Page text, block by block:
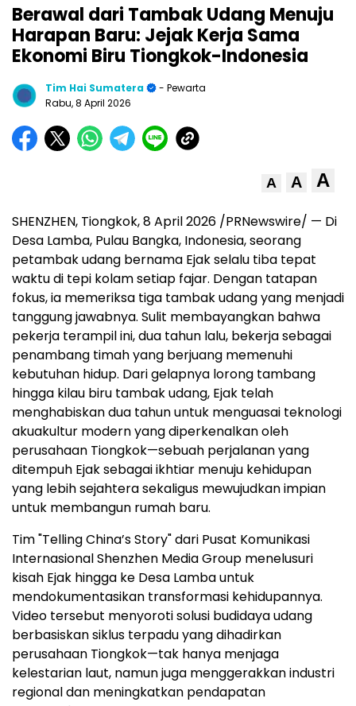
Berawal dari Tambak Udang Menuju
Harapan Baru: Jejak Kerja Sama
Ekonomi Biru Tiongkok-Indonesia
Tim Hai Sumatera
- Pewarta
Rabu, 8 April 2026
A A A
SHENZHEN, Tiongkok, 8 April 2026 /PRNewswire/ — Di
Desa Lamba, Pulau Bangka, Indonesia, seorang
petambak udang bernama Ejak selalu tiba tepat
waktu di tepi kolam setiap fajar. Dengan tatapan
fokus, ia memeriksa tiga tambak udang yang menjadi
tanggung jawabnya. Sulit membayangkan bahwa
pekerja terampil ini, dua tahun lalu, bekerja sebagai
penambang timah yang berjuang memenuhi
kebutuhan hidup. Dari gelapnya lorong tambang
hingga kilau biru tambak udang, Ejak telah
menghabiskan dua tahun untuk menguasai teknologi
akuakultur modern yang diperkenalkan oleh
perusahaan Tiongkok—sebuah perjalanan yang
ditempuh Ejak sebagai ikhtiar menuju kehidupan
yang lebih sejahtera sekaligus mewujudkan impian
untuk membangun rumah baru.
Tim "Telling China’s Story" dari Pusat Komunikasi
Internasional Shenzhen Media Group menelusuri
kisah Ejak hingga ke Desa Lamba untuk
mendokumentasikan transformasi kehidupannya.
Video tersebut menyoroti solusi budidaya udang
berbasiskan siklus terpadu yang dihadirkan
perusahaan Tiongkok—tak hanya menjaga
kelestarian laut, namun juga menggerakkan industri
regional dan meningkatkan pendapatan